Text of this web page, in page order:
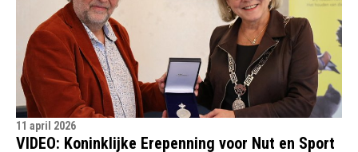
11 april 2026
VIDEO: Koninklijke Erepenning voor Nut en Sport